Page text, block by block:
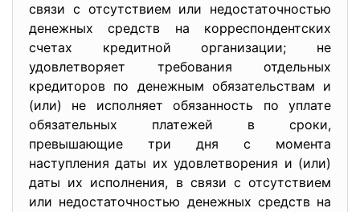
связи с отсутствием или недостаточностью
денежных средств на корреспондентских
счетах кредитной организации; не
удовлетворяет требования отдельных
кредиторов по денежным обязательствам и
(или) не исполняет обязанность по уплате
обязательных платежей в сроки,
превышающие три дня с момента
наступления даты их удовлетворения и (или)
даты их исполнения, в связи с отсутствием
или недостаточностью денежных средств на